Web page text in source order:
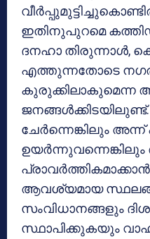
ഇതിനുപുറമെ
ദനഹാ തിരുന്നാള്‍,
എത്തുന്നതോടെ
കുരുക്കിലാകുമെന്ന
ജനങ്ങള്‍ക്കിടയിലുണ്ട്.
ചേര്‍ന്നെങ്കിലും അന്ന്
പ്രാവര്‍ത്തികമാക്കാന്‍
ആവശ്യമായ
സംവിധാനങ്ങളും
സ്ഥാപിക്കുകയും